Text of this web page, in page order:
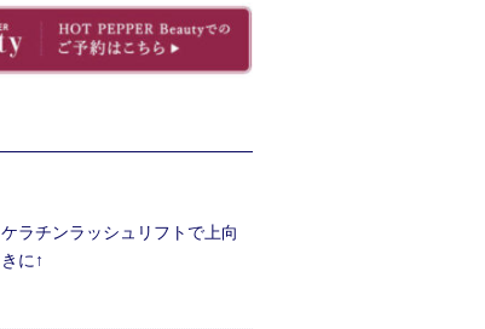
ケラチンラッシュリフトで上向
きに↑